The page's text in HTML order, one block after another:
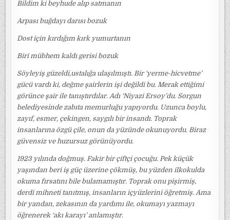
Bildim ki beyhude alıp satmanın
Arpası buğdayı darısı bozuk
Dost için kırdığım kırk yumurtanın
Biri mübhem kaldı gerisi bozuk
Söyleyiş güzeldi,ustalığa ulaşılmıştı. Bir ‘yerme-hicvetme’
gücü vardı ki, değme şairlerin işi değildi bu. Merak ettiğimi
görünce şair ile tanıştırdılar. Adı ‘Niyazi Ersoy’du. Sorgun
belediyesinde zabıta memurluğu yapıyordu. Uzunca boylu,
zayıf, esmer, çekingen, saygılı bir insandı. Toprak
insanlarına özgü çile, onun da yüzünde okunuyordu. Biraz
güvensiz ve huzursuz görünüyordu.
1923 yılında doğmuş. Fakir bir çiftçi çocuğu. Pek küçük
yaşından beri iş güç üzerine çökmüş, bu yüzden ilkokulda
okuma fırsatını bile bulamamıştır. Toprak onu pişirmiş,
derdi mihneti tanıtmış, insanların içyüzlerini öğretmiş. Ama
bir yandan, zekasının da yardımı ile, okumayı yazmayı
öğrenerek ‘akı karayı’ anlamıştır.